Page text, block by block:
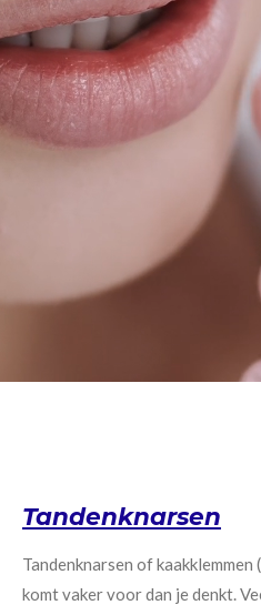
Tandenknarsen
Tandenknarsen of
komt vaker voor dan je denkt.